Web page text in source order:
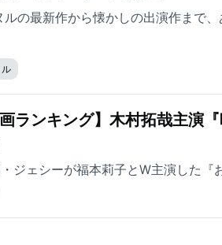
ルの最新作から懐かしの出演作まで
画ランキング】木村拓哉主演
ジェシーが福本莉子とW主演した『